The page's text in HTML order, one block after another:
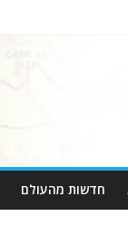
חדשות מהעולם